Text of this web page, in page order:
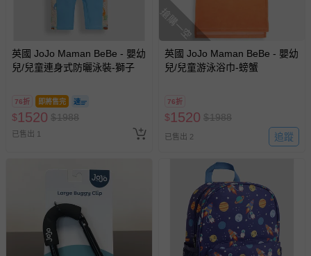
針對滿件折/滿額贈…等活動，如因部份退貨，而該訂單保
留商品未達活動門檻，將以原價計算，活動贈品亦需一併退
部分商品依據消費者保護法的規定，不適用七天鑑賞期/猶
易於腐敗、保存期限較短或解約時即將逾期（例如生鮮
商品、食品等）。
客製化商品（例如客製生日書、姓名貼等）。
報紙、期刊或雜誌（惟書籍如經拆封、使用，則酌收整
新費用）。
經消費者拆封之影音商品或電腦軟體（例如 DVD、CD
等）。
非以有形媒介提供之數位內容或一經提供即為完成之線
上服務，經消費者事先同意始提供（例如線上課程、遊
英國 JoJo Maman BeBe - 嬰幼
兒/兒童連身式防曬泳裝-獅子
76折 即將售完
$1520 $1988
已售出 1
搶購一空
英國 JoJo Maman BeBe - 嬰幼
兒/兒童游泳浴巾-螃蟹
76折
$1520 $1988
已售出 2 追蹤